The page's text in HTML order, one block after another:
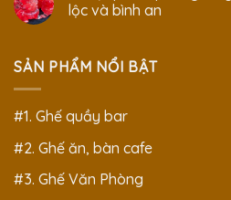
lộc và bình an
SẢN PHẨM NỔI BẬT
#1. Ghế quầy bar
#2. Ghế ăn, bàn cafe
#3. Ghế Văn Phòng